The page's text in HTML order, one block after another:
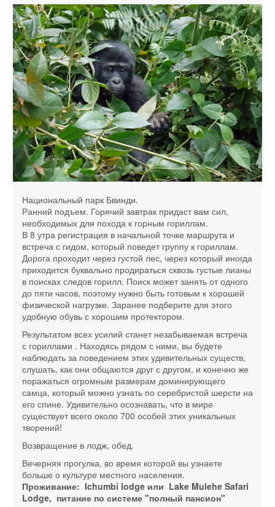
Национальный парк Бвинди.
Ранний подъем. Горячий завтрак придаст вам сил,
необходимых для похода к горным гориллам.
В 8 утра регистрация в начальной точке маршрута и
встреча с гидом, который поведет группу к гориллам.
Дорога проходит через густой лес, через который иногда
приходится буквально продираться сквозь густые лианы
в поисках следов горилл. Поиск может занять от одного
до пяти часов, поэтому нужно быть готовым к хорошей
физической нагрузке. Заранее подберите для этого
удобную обувь с хорошим протектором.
Результатом всех усилий станет незабываемая встреча
с гориллами . Находясь рядом с ними, вы будете
наблюдать за поведением этих удивительных существ,
слушать, как они общаются друг с другом, и конечно же
поражаться огромным размерам доминирующего
самца, который можно узнать по серебристой шерсти на
его спине. Удивительно осознавать, что в мире
существует всего около 700 особей этих уникальных
творений!
Возвращение в лодж, обед.
Вечерняя прогулка, во время которой вы узнаете
больше о культуре местного населения.
Проживание: Ichumbi lodge или Lake Mulehe Safari
Lodge, питание по системе "полный пансион"